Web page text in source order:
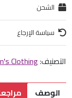
التصنيع، يمكنك استبداله
الشحن
سياسة الإرجاع
عيب. المنتج يجب أن يكون
التصنيف:Clothing
الوصف